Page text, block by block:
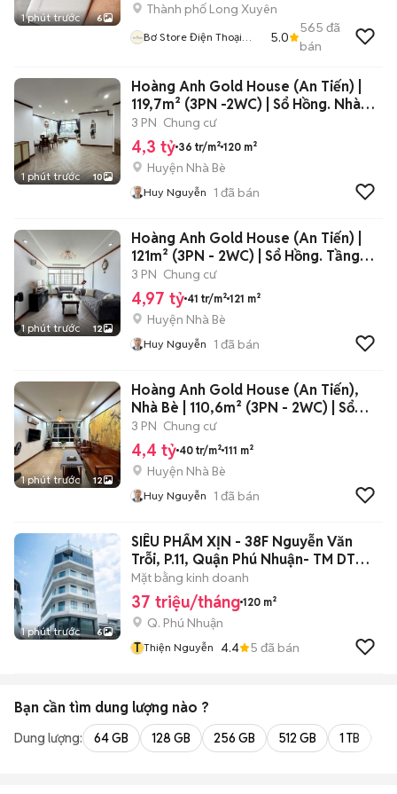
1 phút trước 6
Thành phố Long Xuyên
Bơ Store Điện Thoại
5.0
565 đã
bán
1 phút trước 10
Hoàng Anh Gold House (An Tiến) |
119,7m² (3PN -2WC) | Sổ Hồng. Nhà
đẹp
3 PN Chung cư
4,3 tỷ 36 tr/m² 120 m²
Huyện Nhà Bè
Huy Nguyễn 1 đã bán
1 phút trước 12
Hoàng Anh Gold House (An Tiến) |
121m² (3PN - 2WC) | Sổ Hồng. Tầng
cao
3 PN Chung cư
4,97 tỷ 41 tr/m² 121 m²
Huyện Nhà Bè
Huy Nguyễn 1 đã bán
1 phút trước 12
Hoàng Anh Gold House (An Tiến),
Nhà Bè | 110,6m² (3PN - 2WC) | Sổ
Hồng
3 PN Chung cư
4,4 tỷ 40 tr/m² 111 m²
Huyện Nhà Bè
Huy Nguyễn 1 đã bán
1 phút trước 6
SIÊU PHẨM XỊN - 38F Nguyễn Văn
Trỗi, P.11, Quận Phú Nhuận- TM DT
800m2
Mặt bằng kinh doanh
37 triệu/tháng 120 m²
Q. Phú Nhuận
T Thiện Nguyễn 4.4 5 đã bán
Bạn cần tìm dung lượng nào ?
Dung lượng: 64 GB 128 GB 256 GB 512 GB 1 TB